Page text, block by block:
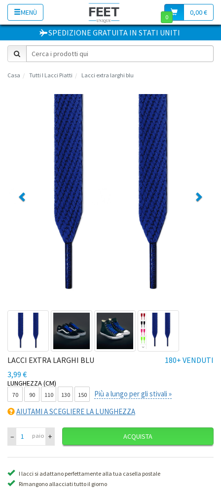
MENÙ 0,00 €
0
SPEDIZIONE GRATUITA IN STATI UNITI
Casa Tutti I Lacci Piatti Lacci extra larghi blu
Previous
180+ VENDUTI
LACCI EXTRA LARGHI BLU
3,99 €
LUNGHEZZA (CM)
70 90 110 130 150
Più a lungo per gli stivali »
AIUTAMI A SCEGLIERE LA LUNGHEZZA
– paio + ACQUISTA
I lacci si adattano perfettamente alla tua casella postale
Rimangono allacciati tutto il giorno